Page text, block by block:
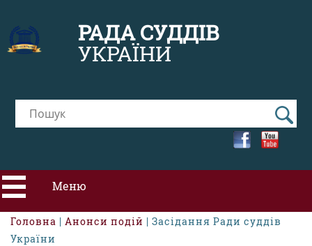
РАДА СУДДІВ
УКРАЇНИ
Меню
ПРО РСУ
Головна | Анонси подій | Засідання Ради суддів
України